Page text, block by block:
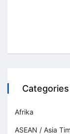
Categories
Afrika
ASEAN / Asia